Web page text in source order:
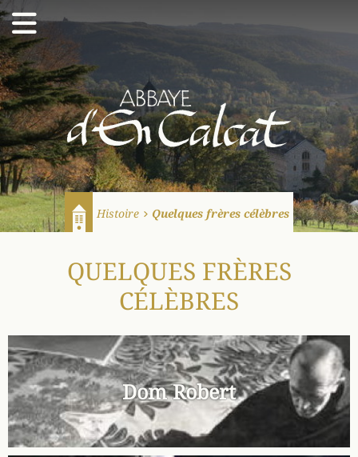
Abbaye d'En Calcat
Histoire Quelques frères célèbres
QUELQUES FRÈRES
CÉLÈBRES
Dom Robert